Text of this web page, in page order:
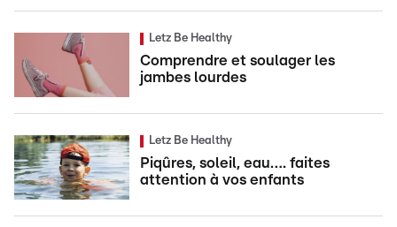
Letz Be Healthy
Comprendre et soulager les
jambes lourdes
Letz Be Healthy
Piqûres, soleil, eau…. faites
attention à vos enfants